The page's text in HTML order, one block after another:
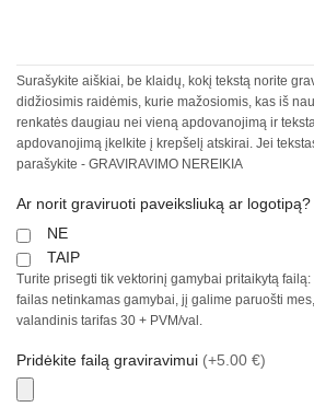
Surašykite aiškiai, be klaidų, kokį tekstą norite
didžiosimis raidėmis, kurie mažosiomis, kas iš
renkatės daugiau nei vieną apdovanojimą ir
apdovanojimą įkelkite į krepšelį atskirai. Jei
parašykite - GRAVIRAVIMO NEREIKIA
Ar norit graviruoti paveiksliuką ar logotipą?
NE
TAIP
Turite prisegti tik vektorinį gamybai pritaikytą failą:
failas netinkamas gamybai, jį galime paruošti
valandinis tarifas 30 + PVM/val.
Pridėkite failą graviravimui (+5.00 €)